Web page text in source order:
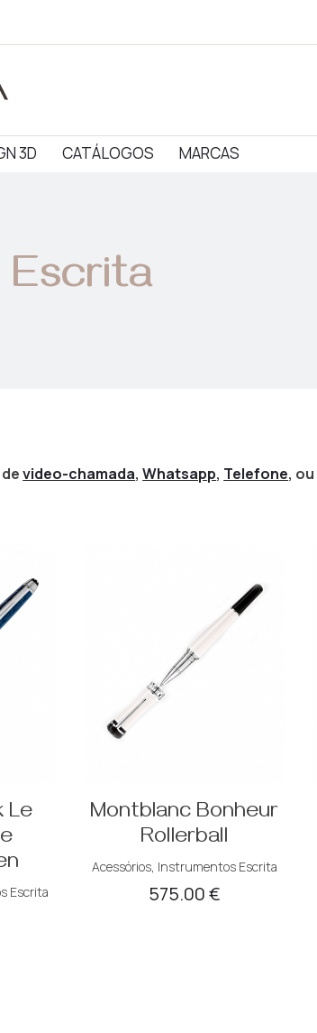
3D CATÁLOGOS MARCAS
devideo-chamada,Whatsapp, Telefone, ou
Le
Escrita
Montblanc Bonheur
Rollerball
Acessórios, Instrumentos Escrita
575.00€